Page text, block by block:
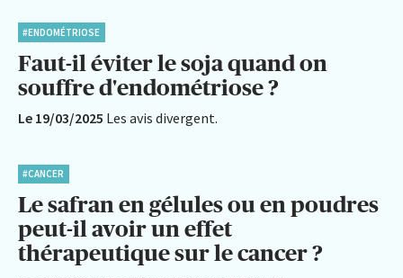
#ENDOMÉTRIOSE
Faut-il éviter le soja quand on
souffre d'endométriose ?
Le 19/03/2025 Les avis divergent.
#CANCER
Le safran en gélules ou en poudres
peut-il avoir un effet
thérapeutique sur le cancer ?